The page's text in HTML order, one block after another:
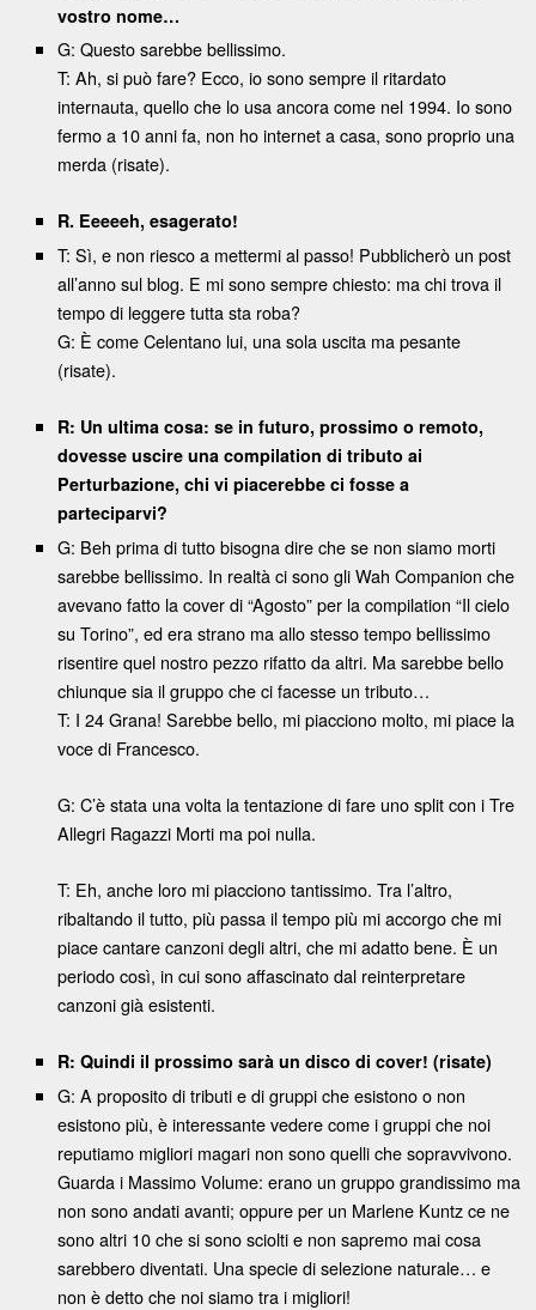
vostro nome…
G: Questo sarebbe bellissimo.
T: Ah, si può fare? Ecco, io sono sempre il ritardato
internauta, quello che lo usa ancora come nel 1994. Io sono
fermo a 10 anni fa, non ho internet a casa, sono proprio una
merda (risate).
R. Eeeeeh, esagerato!
T: Sì, e non riesco a mettermi al passo! Pubblicherò un post
all’anno sul blog. E mi sono sempre chiesto: ma chi trova il
tempo di leggere tutta sta roba?
G: È come Celentano lui, una sola uscita ma pesante
(risate).
R: Un ultima cosa: se in futuro, prossimo o remoto,
dovesse uscire una compilation di tributo ai
Perturbazione, chi vi piacerebbe ci fosse a
parteciparvi?
G: Beh prima di tutto bisogna dire che se non siamo morti
sarebbe bellissimo. In realtà ci sono gli Wah Companion che
avevano fatto la cover di “Agosto” per la compilation “Il cielo
su Torino”, ed era strano ma allo stesso tempo bellissimo
risentire quel nostro pezzo rifatto da altri. Ma sarebbe bello
chiunque sia il gruppo che ci facesse un tributo…
T: I 24 Grana! Sarebbe bello, mi piacciono molto, mi piace la
voce di Francesco.
G: C’è stata una volta la tentazione di fare uno split con i Tre
Allegri Ragazzi Morti ma poi nulla.
T: Eh, anche loro mi piacciono tantissimo. Tra l’altro,
ribaltando il tutto, più passa il tempo più mi accorgo che mi
piace cantare canzoni degli altri, che mi adatto bene. È un
periodo così, in cui sono affascinato dal reinterpretare
canzoni già esistenti.
R: Quindi il prossimo sarà un disco di cover! (risate)
G: A proposito di tributi e di gruppi che esistono o non
esistono più, è interessante vedere come i gruppi che noi
reputiamo migliori magari non sono quelli che sopravvivono.
Guarda i Massimo Volume: erano un gruppo grandissimo ma
non sono andati avanti; oppure per un Marlene Kuntz ce ne
sono altri 10 che si sono sciolti e non sapremo mai cosa
sarebbero diventati. Una specie di selezione naturale… e
non è detto che noi siamo tra i migliori!